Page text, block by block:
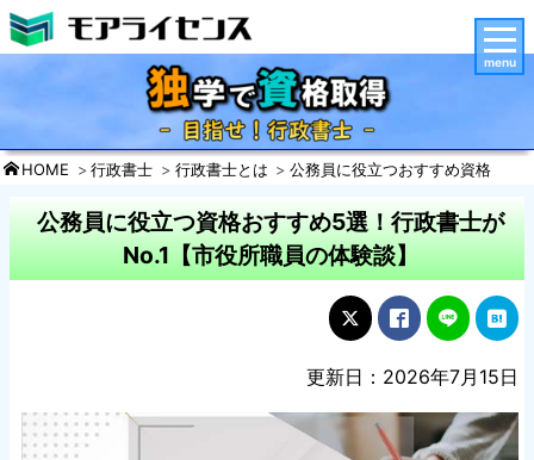
HOME 行政書士 行政書士とは 公務員に役立つおすすめ資格
公務員に役立つ資格おすすめ5選！行政書士が
No.1【市役所職員の体験談】
更新日：2026年7月15日
menu